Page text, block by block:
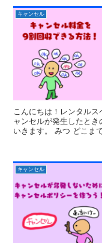
キャンセル
こんにちは！レンタル
ャンセルが発生したと
いきます。 みつ どこま
キャンセル